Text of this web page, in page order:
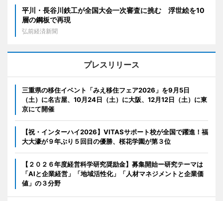
平川・長谷川鉄工が全国大会一次審査に挑む 浮世絵を10
層の鋼板で再現
弘前経済新聞
プレスリリース
三重県の移住イベント「みえ移住フェア2026」を9月5日
（土）に名古屋、10月24日（土）に大阪、12月12日（土）に東
京にて開催
【祝・インターハイ2026】VITASサポート校が全国で躍進！福
大大濠が９年ぶり５回目の優勝、桜花学園が第３位
【２０２６年度経営科学研究奨励金】募集開始ー研究テーマは
「AIと企業経営」「地域活性化」「人材マネジメントと企業価
値」の３分野